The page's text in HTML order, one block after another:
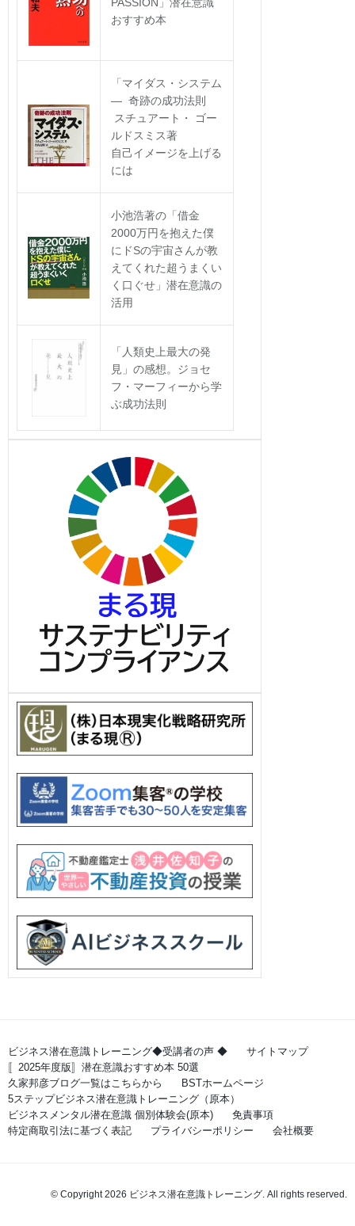
おすすめ本
「マイダス・システム
― 奇跡の成功法則
スチュアート・ ゴー
ルドスミス著
自己イメージを上げる
には
小池浩著の「借金
2000万円を抱えた僕
にドSの宇宙さんが教
えてくれた超うまくい
く口ぐせ」潜在意識の
活用
「人類史上最大の発
見」の感想。ジョセ
フ・マーフィーから学
ぶ成功法則
ビジネス潜在意識トレーニング◆受講者の声 ◆
サイトマップ
〚2025年度版〛潜在意識おすすめ本 50選
久家邦彦ブログ一覧はこちらから
BSTホームページ
5ステップビジネス潜在意識トレーニング（原本）
ビジネスメンタル潜在意識 個別体験会(原本)
免責事項
特定商取引法に基づく表記
プライバシーポリシー 会社概要
© Copyright 2026 ビジネス潜在意識トレーニング. All rights reserved.